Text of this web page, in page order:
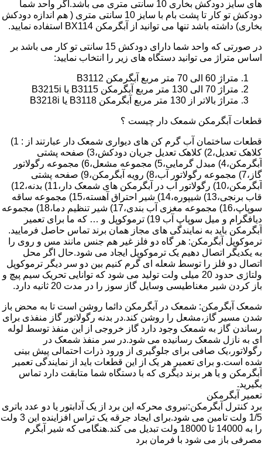
های سایز دودکش بخاری 10 سانتی متری می باشد.اگر واحد شما
دودکش تو کار تا پشت بام با سایز 10 سانتی متری ( هم اندازه دودکش
بخاری) داشته باشد تنها می توانید از آبگرمکن BX114 استفاده نمایید.
در صورتی که واحد شما دارای دودکش 15 سانتی تو کار می باشد بر
اساس متراژ می توانید دستگاه های زیر را انتخاب نمایید:
متراژ 60 الی 70 متر مربع آبگرمکن B3112
متراژ 70 الی 130 متر مربع آبگرمکن B3115 یا B3215i
متراژ بالاتر از 130 متر مربع آبگرمکن B3118 یا B3218i
قطعات آبگرمکن شمعک دار چیست ؟
قطعات ساختمان آب گرم کن های دیواری شمعک دار عبارتند از : 1)
کلاهک تعدیل،2) کلاهک تعدیل جریان دودکش،3) صفحه پشتی
آبگرمکن،4) مبدل گرمایی،5) مجموعه مشعل،6) مجموعه رگولاتور
گاز،7) مجموعه رگولاتور آب،8) رویه آبگرمکن،9) صفحه پشتی
آبگرمکن،10) رگولاتور آب در آبگرمکن های شمعک دار،11) بدنه،12)
قاب برنجی،13) شیپوره،14) شیر احتراق آهسته،15) مجموعه ساقه
سوپاپ،16) مجموعه مغزی آب بندی،17) شیر تنظیم دما،18) مجموعه
دیافگرام و میل سوپاپ آب 19) ترموکوپل و … که ما برای تعمیر
آبگرمکن باید به نمایندگی های مجاز همان برند تماس حاصل فرمایید.
ترموکوپل آبگرمکن: هر گاه دو فلز غیر هم جنس مانند مس و روی را
به یکدیگر اتصال دهیم یک ترموکوپل ایجاد می شود.حال اگر محل
اتصال دو فلز را توسط شعله ای گرم کنیم بین دو سر دیگر ترموکوپل
ولتاژی حدود 20 میلی ولت تولید می شود که توانایی تحریک سیم پیچ و
باز کردن شیر مغناطیسی وسایل گاز سوز را در مدت 20 ثانیه دارد.
شمعک آبگرمکن: شمعک در آبگرمکن دائما روشن است تا به محض باز
شدن مسیر گاز،مشعل را روشن کند.در بدنه رگولاتور گاز منفذی برای
رساندن گاز به شمعک وجود دارد گاز خروجی از این منفذ توسط لوله
ای به نازل شمعک رسانیده می شود.در سر منفذ شمعک در
رگولاتور،یک صافی برای جلوگیری از ورود ذرات احتمالی پیش بینی
شده است.و برای تعمیر هر یک از این قطعات باید از نمایندگی تعمیر
آبگرمکن و یا هر برند دیگری که با دستگاه شما متابقت دارد تماس
بگیرید.
تعمیر آبگرمکن
برد کنترل آبگرمکن:نیروی محرکه این برد از یک آدابتور یا دو عدد باتری
1/5 ولت تامین می شود.برای ایجاد جرقه یک تراس افزاینده این 3 ولت
را به 14000 تا 18000 ولت تبدیل می کند.هنگامی که شیر آبگرم
مصرفی باز می شود با فرمان برد